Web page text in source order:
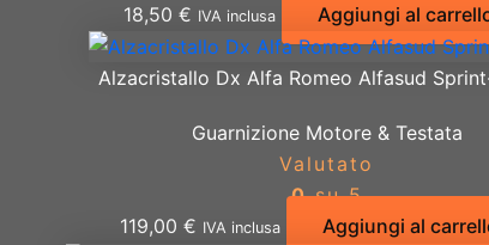
18,50€ IVA inclusa Aggiungi al
Alzacristallo Dx Alfa Romeo Alfasud
Guarnizione Motore & Testata
Valutato
0su 5
119,00 € IVA inclusa Aggiungi al